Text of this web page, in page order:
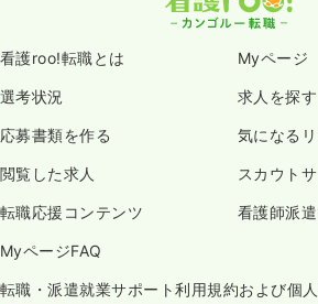
看護roo!転職とは Myページ
選考状況 求人を探す
応募書類を作る 気になる
閲覧した求人 スカウト
転職応援コンテンツ 看護師派遣
MyページFAQ
転職・派遣就業サポート利用規約および個